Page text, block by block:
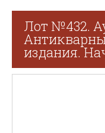
Лот №432.
издания.